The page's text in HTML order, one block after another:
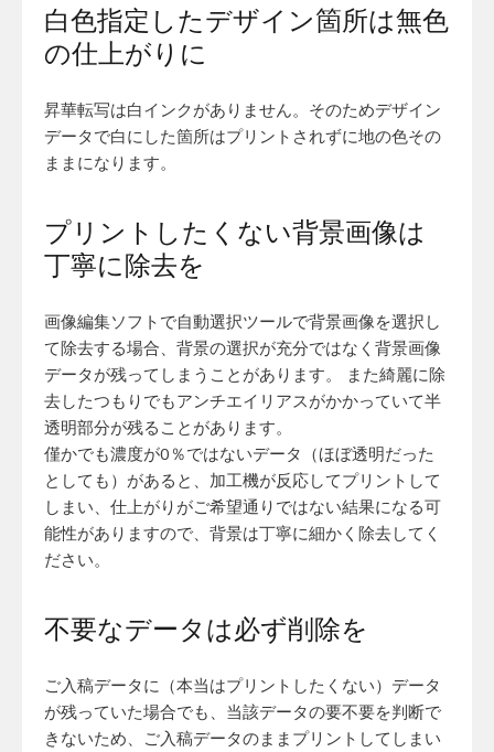
白色指定したデザイン箇所は無色
の仕上がりに
昇華転写は白インクがありません。そのためデザイン
データで白にした箇所はプリントされずに地の色その
ままになります。
プリントしたくない背景画像は
丁寧に除去を
画像編集ソフトで自動選択ツールで背景画像を選択し
て除去する場合、背景の選択が充分ではなく背景画像
データが残ってしまうことがあります。 また綺麗に除
去したつもりでもアンチエイリアスがかかっていて半
透明部分が残ることがあります。
僅かでも濃度が0％ではないデータ（ほぼ透明だった
としても）があると、加工機が反応してプリントして
しまい、仕上がりがご希望通りではない結果になる可
能性がありますので、背景は丁寧に細かく除去してく
ださい。
不要なデータは必ず削除を
ご入稿データに（本当はプリントしたくない）データ
が残っていた場合でも、当該データの要不要を判断で
きないため、ご入稿データのままプリントしてしまい